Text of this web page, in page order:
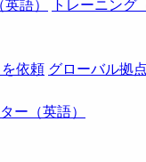
語） トレーニング
依頼 グローバル拠点
ー（英語）